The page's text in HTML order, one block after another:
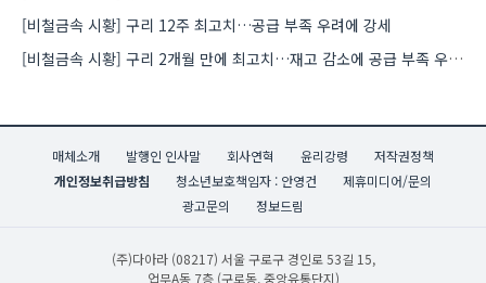
[비철금속 시황] 구리 12주 최고치…공급 부족 우려에 강세
[비철금속 시황] 구리 2개월 만에 최고치…재고 감소에 공급 부족 우려 확대
매체소개 발행인 인사말 회사연혁 윤리강령
저작권정책
개인정보취급방침
청소년보호책임자 : 안영건
제휴미디어/문의
광고문의
정보드림
(주)다아라 (08217) 서울 구로구 경인로 53길 15,
업무A동 7층 (구로동, 중앙유통단지)